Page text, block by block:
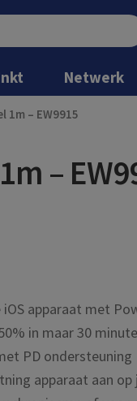
Netwerk
1m – EW9915
–
iOS apparaat met
in maar 30
PD ondersteuning
apparaat aan